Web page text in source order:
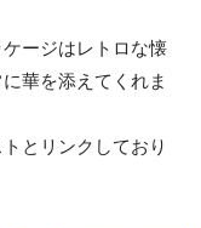
ージはレトロな懐
華を添えてくれま
とリンクしており